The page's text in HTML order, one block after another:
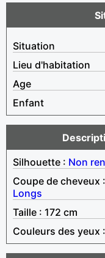
Situation
Lieu d'habitation
Age
Enfant
Silhouette : Non
Coupe de cheveux :
Longs
Taille : 172 cm
Couleurs des yeux :